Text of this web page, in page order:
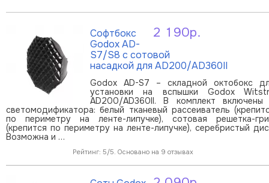
2 190р.
Софтбокс
Godox AD-
S7/S8 с сотовой
насадкой для AD200/AD360II
Godox AD-S7 – складной октобокс
установки на вспышки Godox
AD200/AD360II. В комплект включены
светомодификатора: белый тканевый рассеиватель
по периметру на ленте-липучке), сотовая решетка-
(крепится по периметру на ленте-липучке), серебристый
Возможна и …
Рейтинг: 5/5. Основано на 9 отзывах